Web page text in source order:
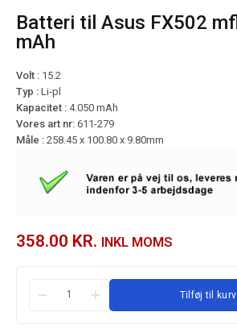
Batteri til Asus FX502 mfl – 4.050
mAh
Volt : 15.2
Typ : Li-pl
Kapacitet : 4.050 mAh
Vores art nr: 611-279
Måle : 258.45 x 100.80 x 9.80mm
358.00 KR. INKL MOMS
Tilføj til kurv